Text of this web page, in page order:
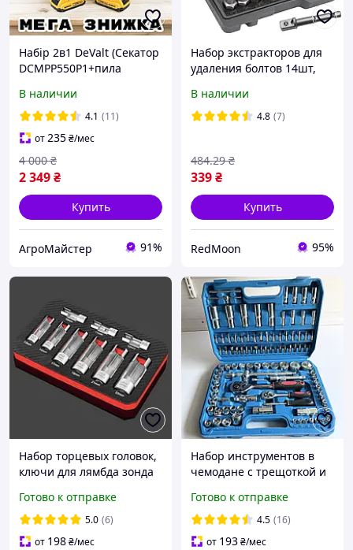
Набір 2в1 DeValt (Секатор
DCMPP550P1+пила
Деволт із 2 АКБ 24V/5.0Ah
В наличии
4.1 (11)
от235₴/мес
2 349₴
4 000 ₴
Купить
АгроМайстер 91%
Набор экстракторов для
удаления болтов 14шт,
откручивания
поврежденных болтов
В наличии
4.8 (7)
339₴
484.29 ₴
Купить
RedMoon 95%
Набор торцевых головок,
ключи для лямбда зонда
Готово к отправке
5.0 (6)
от 198₴/мес
Набор инструментов в
чемодане с трещоткой и
108шт
Готово к отправке
4.5 (16)
от 193₴/мес